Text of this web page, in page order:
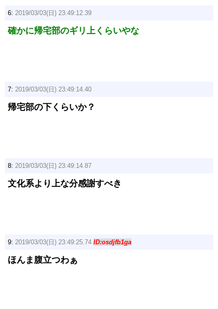
6: 2019/03/03(日) 23:49:12.39
確かに帰宅部のギリ上くらいやな
7: 2019/03/03(日) 23:49:14.40
帰宅部の下くらいか？
8: 2019/03/03(日) 23:49:14.87
文化系より上な分感謝すべき
9: 2019/03/03(日) 23:49:25.74 ID:osdjfb1ga
ほんま腹立つわぁ